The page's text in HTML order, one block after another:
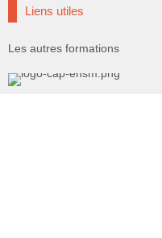
Liens utiles
Les autres formations